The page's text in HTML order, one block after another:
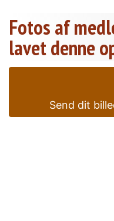
Fotos af
lavet denne
Send dit